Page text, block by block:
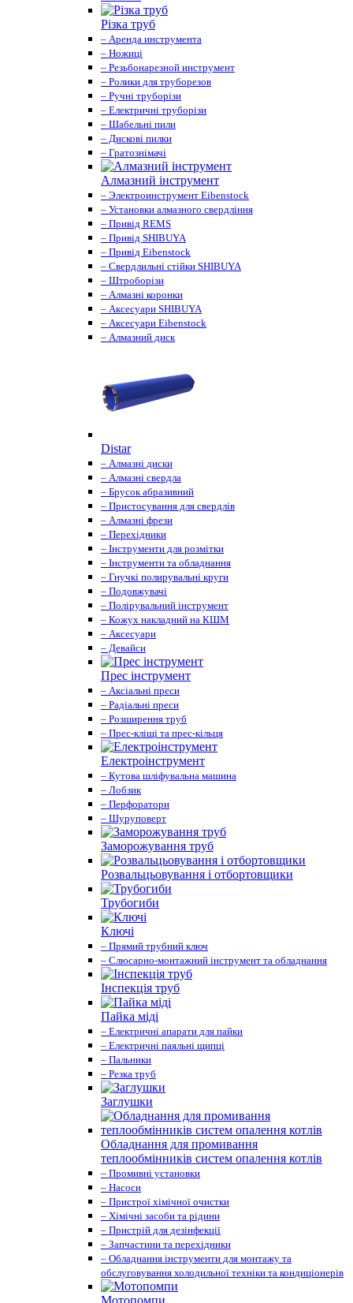
Різка труб
– Аренда инструмента
– Ножиці
– Резьбонарезной инструмент
– Ролики для труборезов
– Ручні труборізи
– Електричні труборізи
– Шабельні пили
– Дискові пилки
– Гратознімачі
Алмазний інструмент
– Электроинструмент Eibenstock
– Установки алмазного свердління
– Привід REMS
– Привід SHIBUYA
– Привід Eibenstock
– Свердлильні стійки SHIBUYA
– Штроборізи
– Алмазні коронки
– Аксесуари SHIBUYA
– Аксесуари Eibenstock
– Алмазний диск
Distar
– Алмазні диски
– Алмазні свердла
– Брусок абразивний
– Пристосування для свердлів
– Алмазні фрези
– Перехідники
– Інструменти для розмітки
– Інструменти та обладнання
– Гнучкі полирувальні круги
– Подовжувачі
– Полірувальний інструмент
– Кожух накладний на КШМ
– Аксесуари
– Девайси
Прес інструмент
– Аксіальні преси
– Радіальні преси
– Розширення труб
– Прес-кліщі та прес-кільця
Електроінструмент
– Кутова шліфувальна машина
– Лобзик
– Перфоратори
– Шуруповерт
Заморожування труб
Розвальцьовування і отбортовщики
Трубогиби
Ключі
– Прямий трубний ключ
– Слюсарно-монтажний інструмент та обладнання
Інспекція труб
Пайка міді
– Електричні апарати для пайки
– Електричні паяльні щипці
– Пальники
– Резка труб
Заглушки
Обладнання для промивання
теплообмінників систем опалення котлів
– Промивні установки
– Насоси
– Пристрої хімічної очистки
– Хімічні засоби та рідини
– Пристрій для дезінфекції
– Запчастини та перехідники
– Обладнання інструменти для монтажу та
обслуговування холодильної техніки та кондиціонерів
Мотопомпи